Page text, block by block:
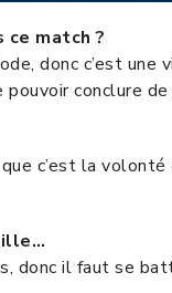
match ?
donc c’est une
conclure
c’est la volonté
donc il faut se